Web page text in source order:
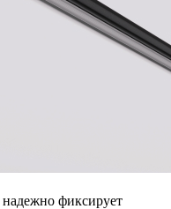
надежно фиксирует